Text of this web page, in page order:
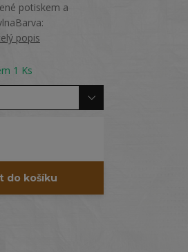
potiskem a
popis
1 Ks
do košíku